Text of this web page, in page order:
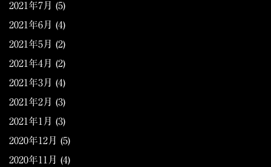
2021年7月 (5)
2021年6月 (4)
2021年5月 (2)
2021年4月 (2)
2021年3月 (4)
2021年2月 (3)
2021年1月 (3)
2020年12月 (5)
2020年11月 (4)